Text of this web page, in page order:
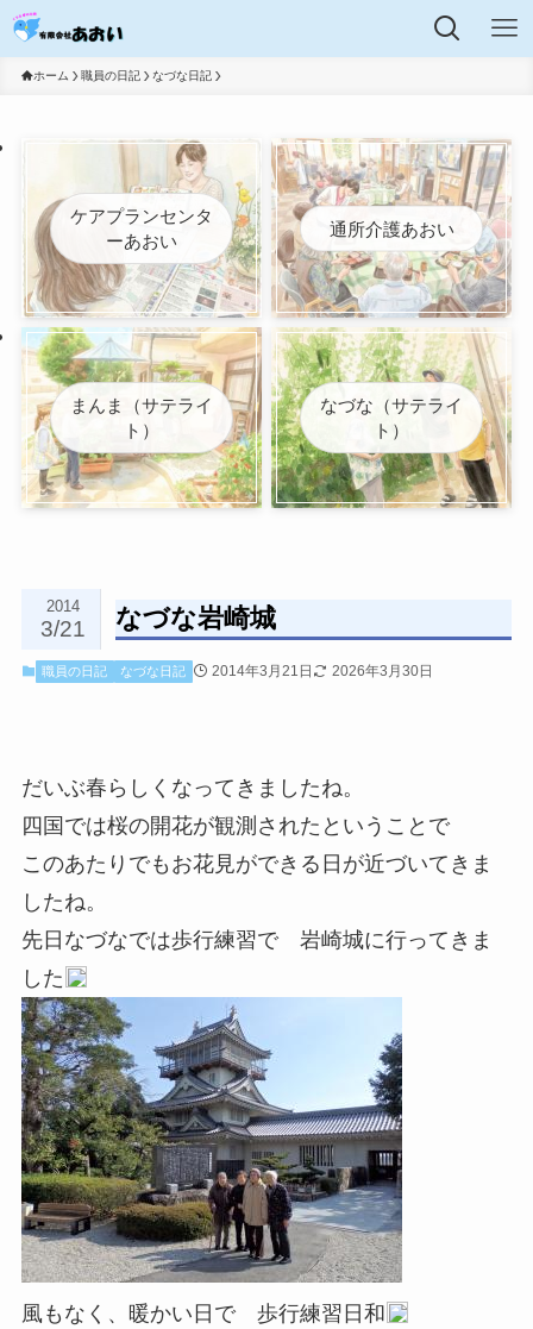
ホーム 職員の日記 なづな日記
ケアプランセンタ
ーあおい
通所介護あおい
まんま（サテライ
ト）
なづな（サテライ
ト）
なづな岩崎城
2014
3/21
職員の日記 なづな日記 2014年3月21日 2026年3月30日
だいぶ春らしくなってきましたね。
四国では桜の開花が観測されたということで
このあたりでもお花見ができる日が近づいてきま
したね。
先日なづなでは歩行練習で 岩崎城に行ってきま
した
風もなく、暖かい日で 歩行練習日和